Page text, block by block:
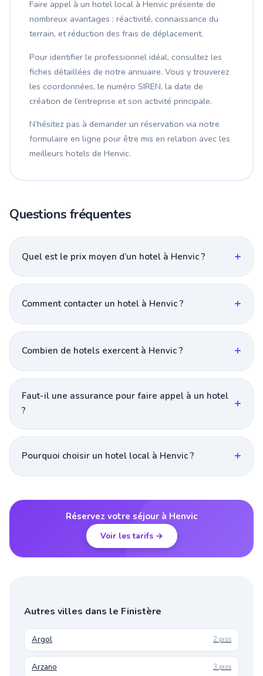
Faire appel à un hotel local à Henvic présente de
nombreux avantages : réactivité, connaissance du
terrain, et réduction des frais de déplacement.
Pour identifier le professionnel idéal, consultez les
fiches détaillées de notre annuaire. Vous y trouverez
les coordonnées, le numéro SIREN, la date de
création de l’entreprise et son activité principale.
N’hésitez pas à demander un réservation via notre
formulaire en ligne pour être mis en relation avec les
meilleurs hotels de Henvic.
Questions fréquentes
Quel est le prix moyen d’un hotel à Henvic ?
Comment contacter un hotel à Henvic ?
Combien de hotels exercent à Henvic ?
Faut-il une assurance pour faire appel à un hotel
?
Pourquoi choisir un hotel local à Henvic ?
Réservez votre séjour à Henvic
Voir les tarifs →
Autres villes dans le Finistère
Argol 2 pros
Arzano 3 pros